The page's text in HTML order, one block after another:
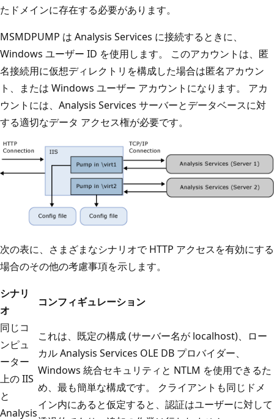
たドメインに存在する必要があります。
MSMDPUMP は Analysis Services に接続するときに、
Windows ユーザー ID を使用します。 このアカウントは、匿
名接続用に仮想ディレクトリを構成した場合は匿名アカウン
ト、または Windows ユーザー アカウントになります。 アカ
ウントには、Analysis Services サーバーとデータベースに対
する適切なデータ アクセス権が必要です。
次の表に、さまざまなシナリオで HTTP アクセスを有効にする
場合のその他の考慮事項を示します。
シナリ
オ
コンフィギュレーション
同じコ
ンピュ
ーター
上の IIS
と
Analysis
これは、既定の構成 (サーバー名が localhost)、ロー
カル Analysis Services OLE DB プロバイダー、
Windows 統合セキュリティと NTLM を使用できるた
め、最も簡単な構成です。 クライアントも同じドメ
イン内にあると仮定すると、認証はユーザーに対して